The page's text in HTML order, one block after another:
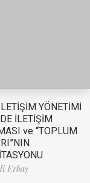
YÖNETİMİ
İLETİŞİM
ve “TOPLUM
Erbaş